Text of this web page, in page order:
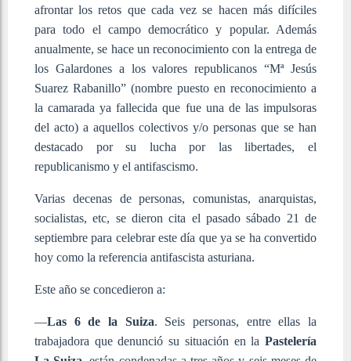
afrontar los retos que cada vez se hacen más difíciles
para todo el campo democrático y popular. Además
anualmente, se hace un reconocimiento con la entrega de
los Galardones a los valores republicanos “Mª Jesús
Suarez Rabanillo” (nombre puesto en reconocimiento a
la camarada ya fallecida que fue una de las impulsoras
del acto) a aquellos colectivos y/o personas que se han
destacado por su lucha por las libertades, el
republicanismo y el antifascismo.
Varias decenas de personas, comunistas, anarquistas,
socialistas, etc, se dieron cita el pasado sábado 21 de
septiembre para celebrar este día que ya se ha convertido
hoy como la referencia antifascista asturiana.
Este año se concedieron a:
—Las 6 de la Suiza. Seis personas, entre ellas la
trabajadora que denunció su situación en la Pastelería